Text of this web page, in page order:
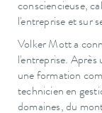
consciencieuse,
l'entreprise et sur
Volker Mott a
l'entreprise. Après
une formation
technicien en
domaines, du